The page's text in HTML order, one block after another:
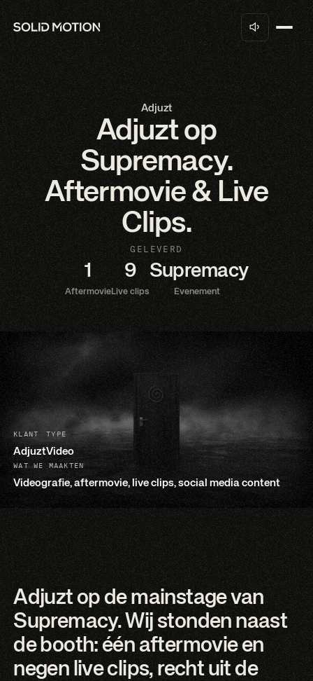
Adjuzt
Adjuzt op
Supremacy.
Aftermovie & Live
Clips.
GELEVERD
1
Aftermovie
9
Live clips
Supremacy
Evenement
KLANT
Adjuzt
TYPE
Video
WAT WE MAAKTEN
Videografie, aftermovie, live clips, social media content
Adjuzt op de mainstage van
Supremacy. Wij stonden naast
de booth: één aftermovie en
negen live clips, recht uit de